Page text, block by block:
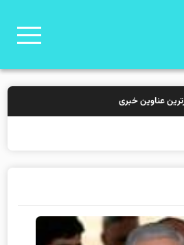
عناوین خبری